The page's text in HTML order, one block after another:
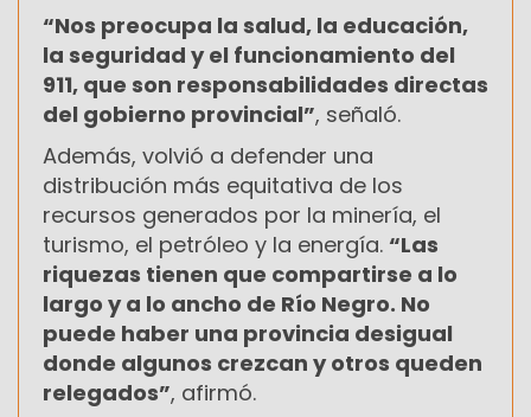
“Nos preocupa la salud, la educación,
la seguridad y el funcionamiento del
911, que son responsabilidades directas
del gobierno provincial”, señaló.
Además, volvió a defender una
distribución más equitativa de los
recursos generados por la minería, el
turismo, el petróleo y la energía. “Las
riquezas tienen que compartirse a lo
largo y a lo ancho de Río Negro. No
puede haber una provincia desigual
donde algunos crezcan y otros queden
relegados”, afirmó.